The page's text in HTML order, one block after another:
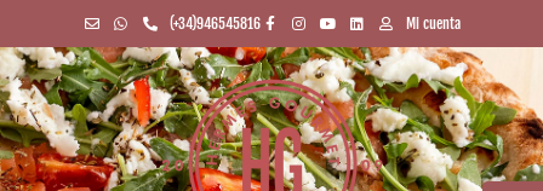
(+34)946545816 Mi cuenta